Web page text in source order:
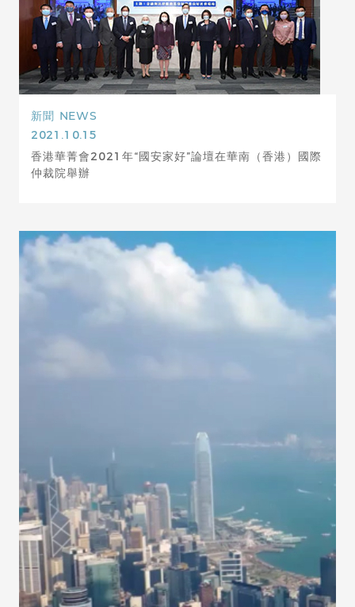
新聞 NEWS
2021.10.15
香港華菁會2021年“國安家好”論壇在華南（香港）國際
仲裁院舉辦